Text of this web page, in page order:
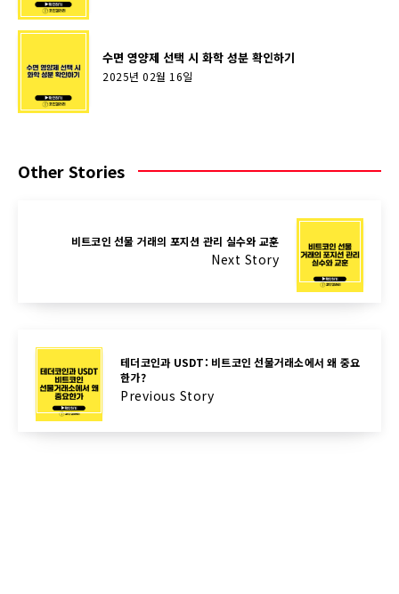
수면 영양제 선택 시 화학 성분 확인하기
2025년 02월 16일
Other Stories
비트코인 선물 거래의 포지션 관리 실수와 교훈
Next Story
테더코인과 USDT: 비트코인 선물거래소에서 왜 중요
한가?
Previous Story